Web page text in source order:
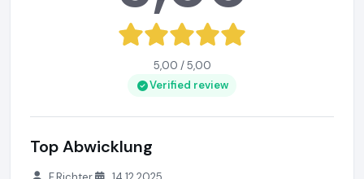
5,00 / 5,00
Verified review
Top Abwicklung